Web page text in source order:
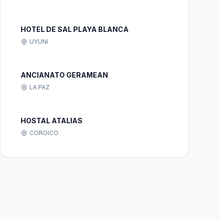
HOTEL DE SAL PLAYA BLANCA
UYUNI
ANCIANATO GERAMEAN
LA PAZ
HOSTAL ATALIAS
COROICO